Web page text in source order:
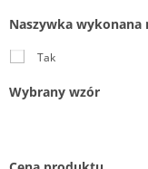
Naszywka
Tak
Wybrany wzór